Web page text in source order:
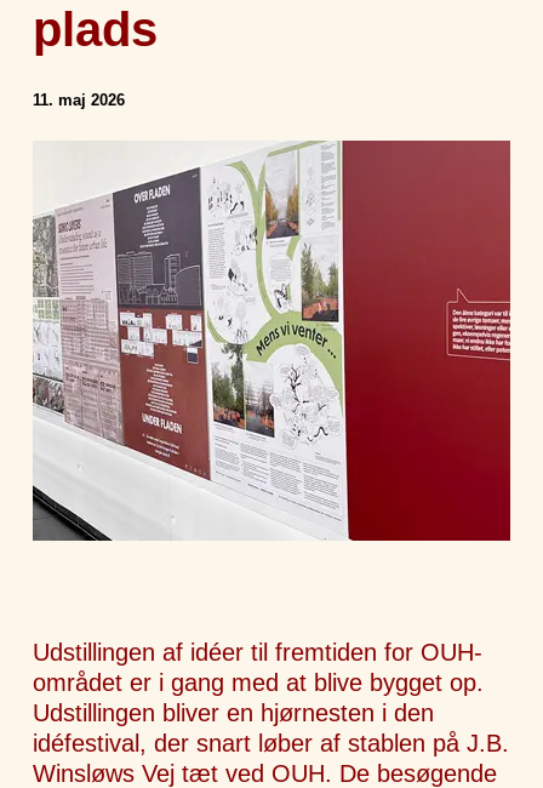
plads
11. maj 2026
Udstillingen af idéer til fremtiden for OUH-
området er i gang med at blive bygget op.
Udstillingen bliver en hjørnesten i den
idéfestival, der snart løber af stablen på J.B.
Winsløws Vej tæt ved OUH. De besøgende